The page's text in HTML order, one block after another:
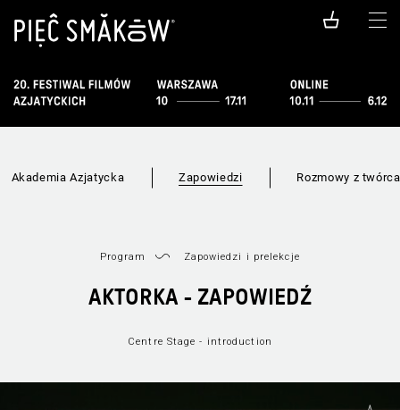
Akademia Azjatycka Zapowiedzi Rozmowy z
Program Zapowiedzi i prelekcje
AKTORKA - ZAPOWIEDŹ
Centre Stage - introduction